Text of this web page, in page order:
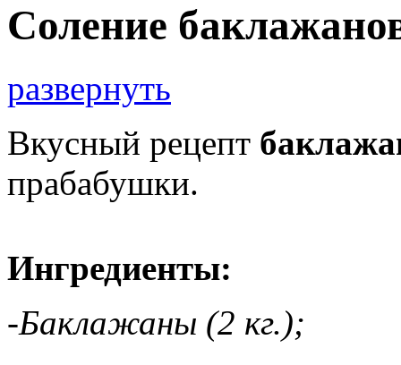
Соление
развернуть
Вкусный рецепт
прабабушки.
Ингредиенты:
-Баклажаны (2 кг.);